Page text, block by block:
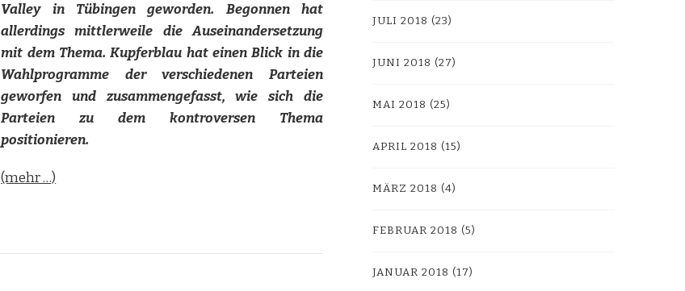
Valley in Tübingen geworden. Begonnen hat
allerdings mittlerweile die Auseinandersetzung
mit dem Thema. Kupferblau hat einen Blick in die
Wahlprogramme der verschiedenen Parteien
geworfen und zusammengefasst, wie sich die
Parteien zu dem kontroversen Thema
positionieren.
(mehr …)
JULI 2018 (23)
JUNI 2018 (27)
MAI 2018 (25)
APRIL 2018 (15)
MÄRZ 2018 (4)
FEBRUAR 2018 (5)
JANUAR 2018 (17)